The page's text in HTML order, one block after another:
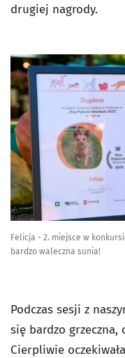
drugiej nagrody.
Felicja - 2. miejsce w
bardzo waleczna sunia!
Podczas sesji z
się bardzo grzeczna,
Cierpliwie